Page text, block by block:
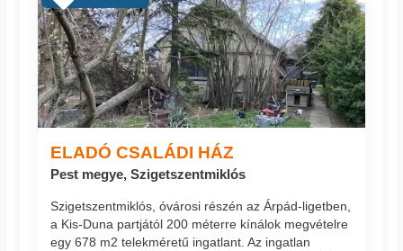
ELADÓ CSALÁDI HÁZ
Pest megye, Szigetszentmiklós
Szigetszentmiklós, óvárosi részén az Árpád-ligetben,
a Kis-Duna partjától 200 méterre kínálok megvételre
egy 678 m2 telekméretű ingatlant. Az ingatlan